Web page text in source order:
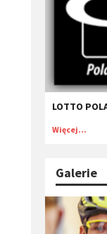
LOTTO
Więcej...
Galerie